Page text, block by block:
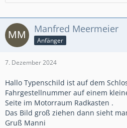
Manfred Meermeier
Anfänger
7. Dezember 2024
Hallo Typenschild ist auf dem
Fahrgestellnummer auf einem
Seite im Motorraum Radkasten .
Das Bild groß ziehen dann sieht
Gruß Manni